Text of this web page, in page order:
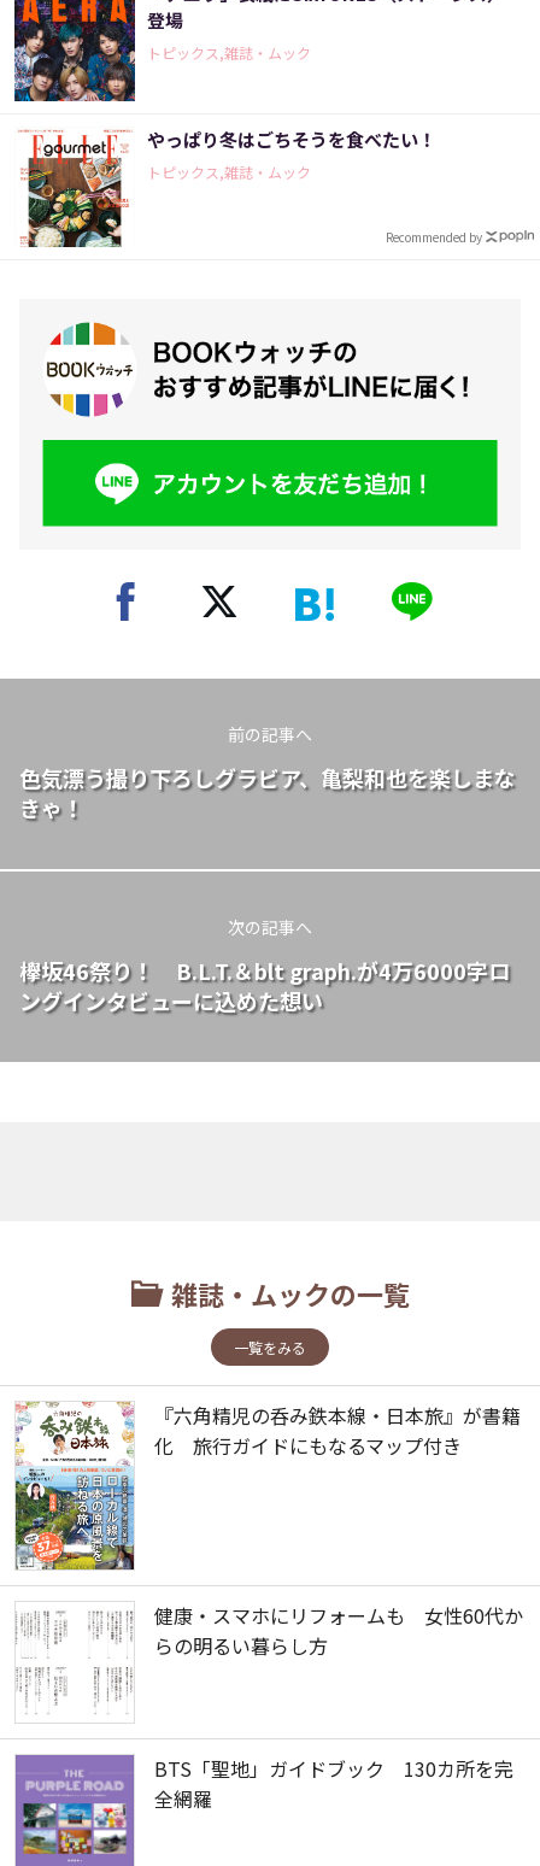
登場
トピックス,雑誌・ムック
やっぱり冬はごちそうを食べたい！
トピックス,雑誌・ムック
Recommended by
前の記事へ
色気漂う撮り下ろしグラビア、亀梨和也を楽しまな
きゃ！
次の記事へ
欅坂46祭り！ B.L.T.＆blt graph.が4万6000字ロ
ングインタビューに込めた想い
雑誌・ムックの一覧
一覧をみる
『六角精児の呑み鉄本線・日本旅』が書籍
化 旅行ガイドにもなるマップ付き
健康・スマホにリフォームも 女性60代か
らの明るい暮らし方
BTS「聖地」ガイドブック 130カ所を完
全網羅